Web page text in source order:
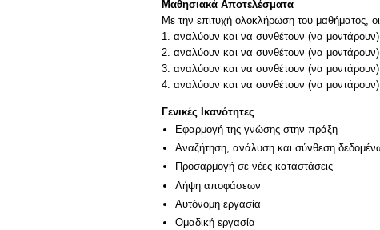
Μαθησιακά Αποτελέσματα
Με την επιτυχή ολοκλήρωση του μαθήματος,
1. αναλύουν και να συνθέτουν (να
2. αναλύουν και να συνθέτουν (να
3. αναλύουν και να συνθέτουν (να μοντάρουν)
Γενικές Ικανότητες
Εφαρμογή της γνώσης στην πράξη
Αναζήτηση, ανάλυση και σύνθεση
Προσαρμογή σε νέες καταστάσεις
Λήψη αποφάσεων
Αυτόνομη εργασία
Ομαδική εργασία